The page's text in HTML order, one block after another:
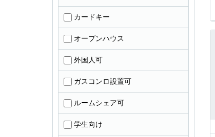
カードキー
オープンハウス
外国人可
ガスコンロ設置可
ルームシェア可
学生向け